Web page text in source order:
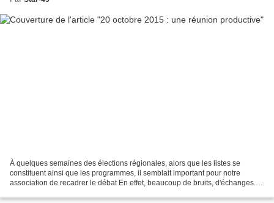
À quelques semaines des élections régionales, alors que les listes se
constituent ainsi que les programmes, il semblait important pour notre
association de recadrer le débat En effet, beaucoup de bruits, d'échanges...